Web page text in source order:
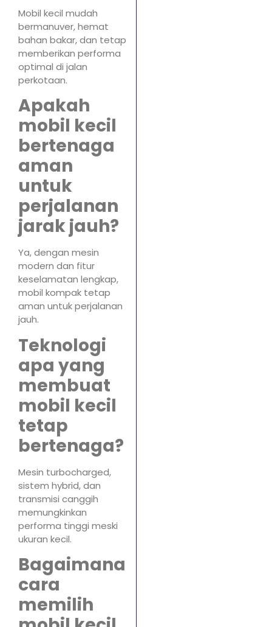
Mobil kecil mudah
bermanuver, hemat
bahan bakar, dan tetap
memberikan performa
optimal di jalan
perkotaan.
Apakah
mobil kecil
bertenaga
aman
untuk
perjalanan
jarak jauh?
Ya, dengan mesin
modern dan fitur
keselamatan lengkap,
mobil kompak tetap
aman untuk perjalanan
jauh.
Teknologi
apa yang
membuat
mobil kecil
tetap
bertenaga?
Mesin turbocharged,
sistem hybrid, dan
transmisi canggih
memungkinkan
performa tinggi meski
ukuran kecil.
Bagaimana
cara
memilih